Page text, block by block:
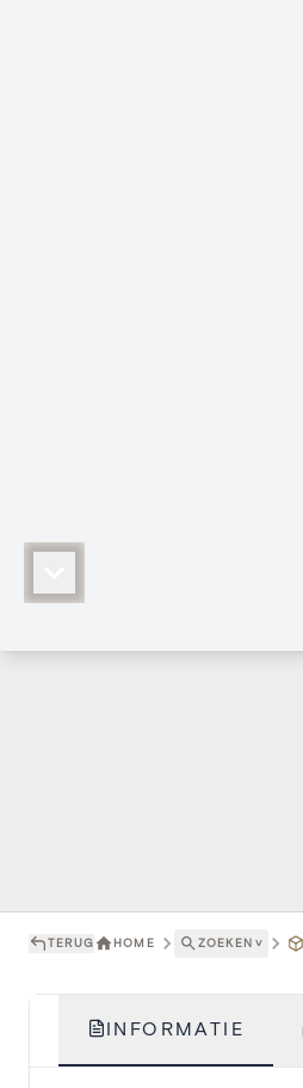
TERUG HOME ZOEKEN ˅
INFORMATIE